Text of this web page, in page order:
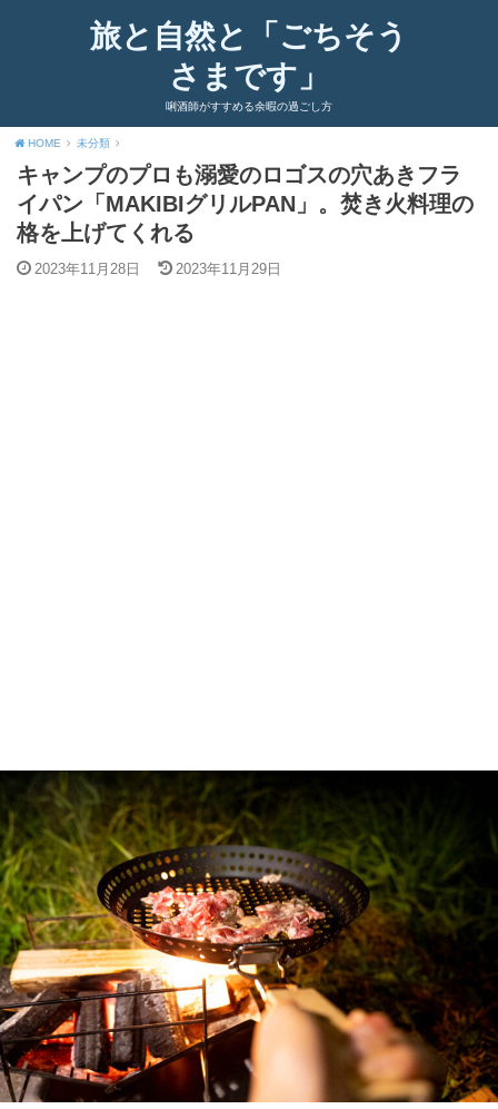
旅と自然と「ごちそう
さまです」
唎酒師がすすめる余暇の過ごし方
HOME 未分類
キャンプのプロも溺愛のロゴスの穴あきフラ
イパン「MAKIBIグリルPAN」。焚き火料理の
格を上げてくれる
2023年11月28日 2023年11月29日